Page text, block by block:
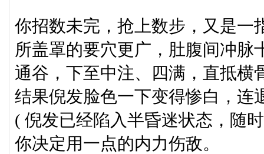
你招数未完，抢上数步，又是一
所盖罩的要穴更广，肚腹间冲脉
通谷，下至中注、四满，直抵横
结果倪发脸色一下变得惨白，连
( 倪发已经陷入半昏迷状态，随
你决定用一点的内力伤敌。